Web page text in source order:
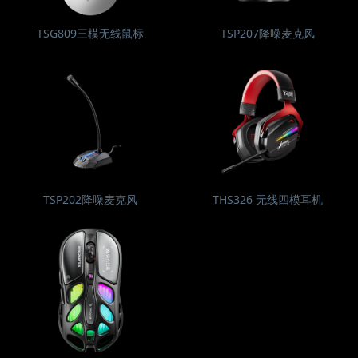
TSG809三模无线鼠标 TSP207降噪麦克风
TSP202降噪麦克风 THS326 无线四模耳机